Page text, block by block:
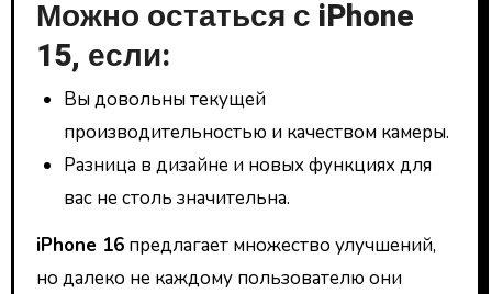
Можно остаться с iPhone
15, если:
Вы довольны текущей
производительностью и качеством камеры.
Разница в дизайне и новых функциях для
вас не столь значительна.
iPhone 16предлагает множество улучшений,
но далеко не каждому пользователю они